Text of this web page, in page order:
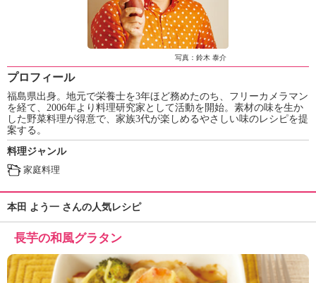
デ
ュ
ケ
ー
シ
ナ
ル
「
み
料
理
写真：鈴木 泰介
プロフィール
福島県出身。地元で栄養士を3年ほど務めたのち、フリーカメラマン
を経て、2006年より料理研究家として活動を開始。素材の味を生か
した野菜料理が得意で、家族3代が楽しめるやさしい味のレシピを提
案する。
料理ジャンル
家庭料理
本田 よう一 さんの人気レシピ
長芋の和風グラタン